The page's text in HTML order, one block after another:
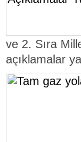
ve 2. Sıra
açıklamalar